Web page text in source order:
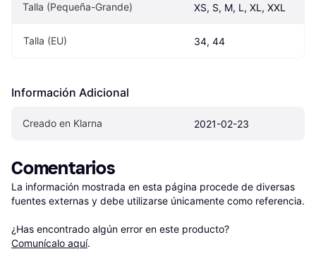
Talla (Pequeña-Grande) XS, S, M, L, XL, XXL
Talla (EU) 34, 44
Información Adicional
Creado en Klarna 2021-02-23
Comentarios
La información mostrada en esta página procede de diversas
fuentes externas y debe utilizarse únicamente como referencia.
¿Has encontrado algún error en este producto?
Comunícalo aquí.